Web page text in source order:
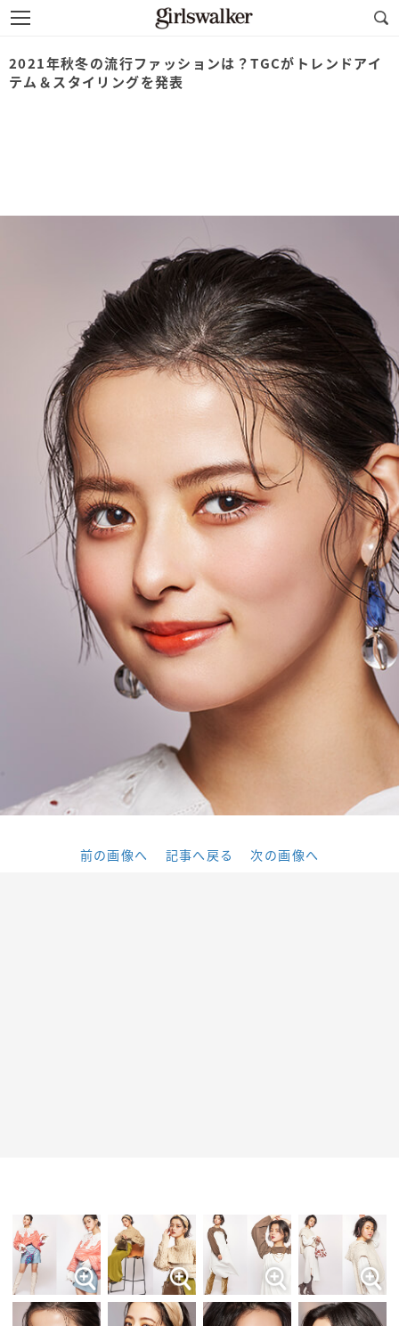
2021年秋冬の流行ファッションは？TGCがトレンドアイ
テム＆スタイリングを発表
前の画像へ 記事へ戻る 次の画像へ